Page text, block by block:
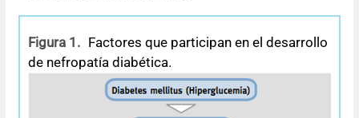
Figura 1. Factores que participan en el desarrollo
de nefropatía diabética.